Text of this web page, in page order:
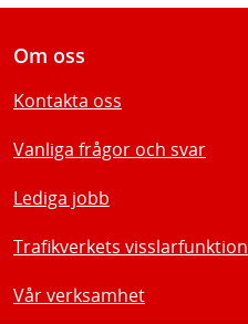
Om oss
Kontakta oss
Vanliga frågor och svar
Lediga jobb
Trafikverkets visslarfunktion
Vår verksamhet